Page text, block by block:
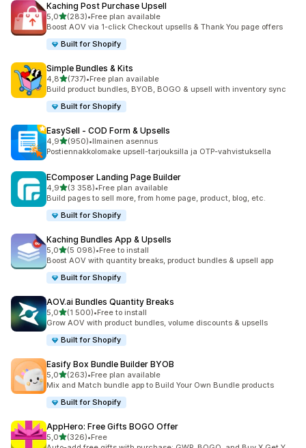
Kaching Post Purchase Upsell
5,0/ 5 tähteä
(283)
283 arvostelua yhteensä
•Free plan available
Boost AOV via 1-click Checkout upsells & Thank You page offers
Built for Shopify
Simple Bundles & Kits
4,8/ 5 tähteä
(737)
737 arvostelua yhteensä
•Free plan available
Build product bundles, BYOB, BOGO & upsell with inventory sync
Built for Shopify
EasySell ‑ COD Form & Upsells
4,9/ 5 tähteä
(950)
950 arvostelua yhteensä
•Ilmainen asennus
Postiennakkolomake upsell-tarjouksilla ja OTP-vahvistuksella
EComposer Landing Page Builder
4,9/ 5 tähteä
(3 358)
3358 arvostelua yhteensä
•Free plan available
Build pages to sell more, from home page, product, blog, etc.
Built for Shopify
Kaching Bundles App & Upsells
5,0/ 5 tähteä
(5 098)
5098 arvostelua yhteensä
•Free to install
Boost AOV with quantity breaks, product bundles & upsell app
Built for Shopify
AOV.ai Bundles Quantity Breaks
5,0/ 5 tähteä
(1 500)
1500 arvostelua yhteensä
•Free to install
Grow AOV with product bundles, volume discounts & upsells
Built for Shopify
Easify Box Bundle Builder BYOB
5,0/ 5 tähteä
(263)
263 arvostelua yhteensä
•Free plan available
Mix and Match bundle app to Build Your Own Bundle products
Built for Shopify
AppHero: Free Gifts BOGO Offer
5,0/ 5 tähteä
(326)
326 arvostelua yhteensä
•Free